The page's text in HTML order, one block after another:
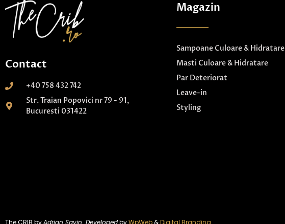
Contact
+40 758 432 742
Str. Traian Popovici nr 79 - 91,
Bucuresti 031422
Magazin
Sampoane Culoare & Hidratare
Masti Culoare & Hidratare
Par Deteriorat
Leave-in
Styling
The CRIB byAdrian Savin. DevelopedbyWpWeb&Digital Branding